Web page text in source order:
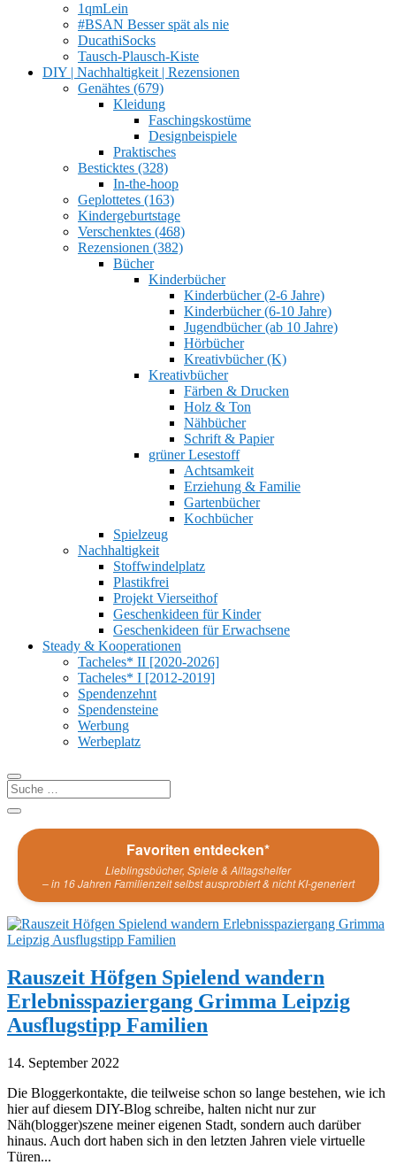
1qmLein
#BSAN Besser spät als nie
DucathiSocks
Tausch-Plausch-Kiste
DIY | Nachhaltigkeit | Rezensionen
Genähtes (679)
Kleidung
Faschingskostüme
Designbeispiele
Praktisches
Besticktes (328)
In-the-hoop
Geplottetes (163)
Kindergeburtstage
Verschenktes (468)
Rezensionen (382)
Bücher
Kinderbücher
Kinderbücher (2-6 Jahre)
Kinderbücher (6-10 Jahre)
Jugendbücher (ab 10 Jahre)
Hörbücher
Kreativbücher (K)
Kreativbücher
Färben & Drucken
Holz & Ton
Nähbücher
Schrift & Papier
grüner Lesestoff
Achtsamkeit
Erziehung & Familie
Gartenbücher
Kochbücher
Spielzeug
Nachhaltigkeit
Stoffwindelplatz
Plastikfrei
Projekt Vierseithof
Geschenkideen für Kinder
Geschenkideen für Erwachsene
Steady & Kooperationen
Tacheles* II [2020-2026]
Tacheles* I [2012-2019]
Spendenzehnt
Spendensteine
Werbung
Werbeplatz
Favoriten entdecken*
Lieblingsbücher, Spiele & Alltagshelfer
– in 16 Jahren Familienzeit selbst ausprobiert & nicht KI-generiert
Rauszeit Höfgen Spielend wandern
Erlebnisspaziergang Grimma Leipzig
Ausflugstipp Familien
14. September 2022
Die Bloggerkontakte, die teilweise schon so lange bestehen, wie ich
hier auf diesem DIY-Blog schreibe, halten nicht nur zur
Näh(blogger)szene meiner eigenen Stadt, sondern auch darüber
hinaus. Auch dort haben sich in den letzten Jahren viele virtuelle
Türen...